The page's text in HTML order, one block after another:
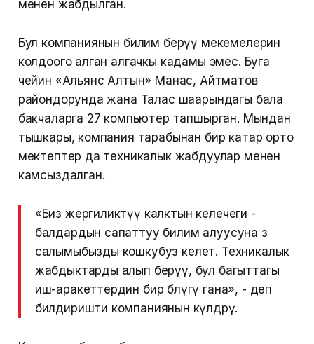
менен жабдылган.
Бул компаниянын билим берүү мекемелерин
колдоого алган алгачкы кадамы эмес. Буга
чейин «Альянс Алтын» Манас, Айтматов
райондорунда жана Талас шаарындагы бала
бакчаларга 27 компьютер тапшырган. Мындан
тышкары, компания тарабынан бир катар орто
мектептер да техникалык жабдуулар менен
камсыздалган.
«Биз жергиликтүү калктын келечеги -
балдардын сапаттуу билим алуусуна өз
салымыбызды кошкубуз келет. Техникалык
жабдыктарды алып берүү, бул багыттагы
иш-аракеттердин бир бөлүгү гана», - деп
билдиришти компаниянын өкүлдөрү.